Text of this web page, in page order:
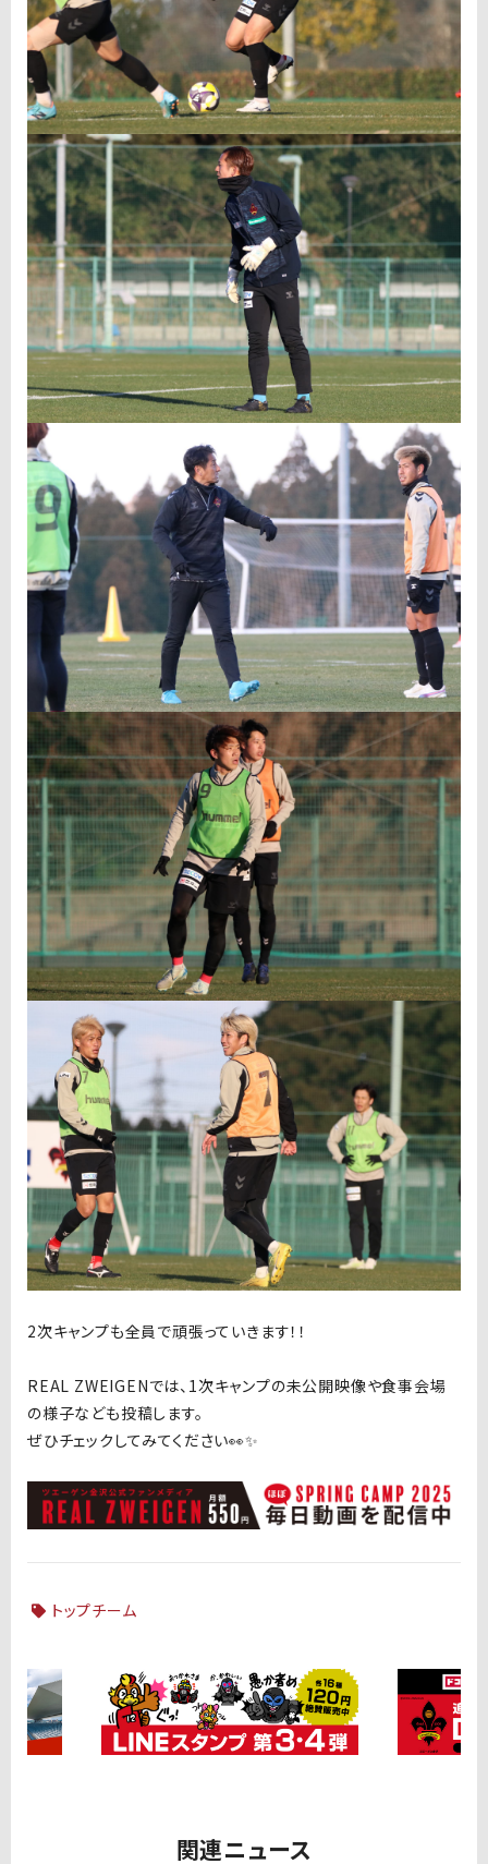
2次キャンプも全員で頑張っていきます！！
REAL ZWEIGENでは、1次キャンプの未公開映像や食事会場
の様子なども投稿します。
ぜひチェックしてみてください👀✨
トップチーム
関連ニュース